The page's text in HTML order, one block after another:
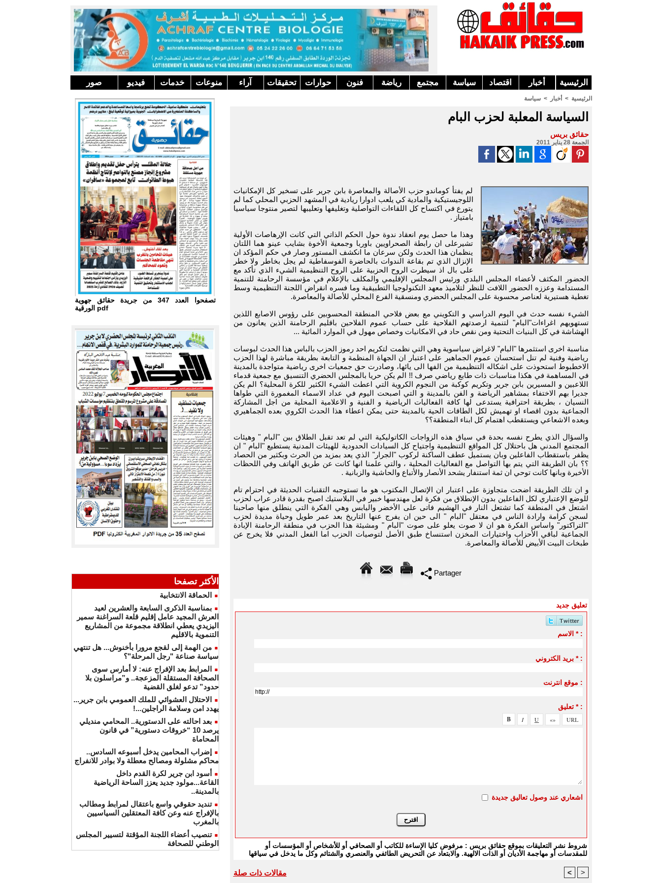
الرئيسية أخبار اقتصاد سياسة مجتمع رياضة فنون حوارات تحقيقات آراء منوعات خدمات فيديو صور
تصفحوا العدد 347 من جريدة حقائق جهوية
الورقية pdf
الأكثر تصفحا
الحماقة الانتخابية
بمناسبة الذكرى السابعة والعشرين لعيد
العرش المجيد عامل إقليم قلعة السراغنة سمير
اليزيدي يعطي انطلاقة مجموعة من المشاريع
التنموية بالاقليم
من الهمة إلى لقجع مرورا بأخنوش... هل تنتهي
سياسة صناعة "رجل المرحلة"؟
المرابط بعد الإفراج عنه: لا أمارس سوى
الصحافة المستقلة المزعجة.. و”مراسلون بلا
حدود” تدعو لغلق القضية
الاحتلال العشوائي للملك العمومي بابن جرير...
يهدد امن وسلامة الراجلين...!
بعد احالته على الدستورية.. المحامي منديلي
يرصد 10 “خروقات دستورية” في قانون
المحاماة
إضراب المحامين يدخل أسبوعه السادس..
محاكم مشلولة ومصالح معطلة ولا بوادر للانفراج
أسود ابن جرير لكرة القدم داخل
القاعة...مولود جديد يعزز الساحة الرياضية
بالمدينة..
تنديد حقوقي واسع باعتقال لمرابط ومطالب
بالإفراج عنه وعن كافة المعتقلين السياسيين
بالمغرب
تنصيب أعضاء اللجنة المؤقتة لتسيير المجلس
الوطني للصحافة
الرئيسية > أخبار > سياسة
السياسة المعلبة لحزب البام
حقائق بريس
الجمعة 28 يناير 2011
لم يفتأ كوماندو حزب الأصالة والمعاصرة بابن جرير على تسخير كل الإمكانيات
اللوجيستيكية والمادية كي يلعب ادوارا ريادية في المشهد الحزبي المحلي كما لم
يتورع في اكتساح كل اللقاءات التواصلية وتغليفها وتعليبها لتصير منتوجا سياسيا
بامتياز .
وهذا ما حصل يوم انعقاد ندوة حول الحكم الذاتي التي كانت الإرهاصات الأولية
تشيرعلى ان رابطة الصحراويين باوربا وجمعية الأخوة بشايب عينو هما اللتان
ينظمان هذا الحدث ولكن سرعان ما انكشف المستور وصار في حكم المؤكد ان
الإنزال الذي تم بقاعة الندوات بالحاضرة الفوسفاطية لم يجل بخاطر ولا خطر
على بال اذ سيطرت الروح الحزبية على الروح التنظيمية الشيء الذي تأكد مع
الحضور المكثف لأعضاء المجلس البلدي ورئيس المجلس الإقليمي والمكلف بالإعلام في مؤسسة الرحامنة للتنمية
المستدامة وعززه الحضور اللافت للنظر لتلاميذ معهد التكنولوجيا التطبيقية وما فسره انقراض اللجنة التنظيمية وسط
تغطية هستيرية لعناصر محسوبة على المجلس الحضري ومنسقية الفرع المحلي للأصالة والمعاصرة.
الشيء نفسه حدث في اليوم الدراسي و التكويني مع بعض فلاحي المنطقة المحسوبين على رؤوس الاصابع اللذين
تستهويهم اغراءات"البام" لتنمية ارصدتهم الفلاحية على حساب عموم الفلاحين باقليم الرحامنة الذين يعانون من
الهشاشة في كل البنيات التحتية ومن نقص حاد في الامكانيات وخصاص مهول في الموارد المائية ...
مناسبة اخرى استثمرها "البام" لاغراض سياسوية وهي التي نظمت لتكريم احد رموز الحزب بالباس هذا الحدث لبوسات
رياضية وفنية لم تنل استحسان عموم الجماهير على اعتبار ان الجهاة المنظمة و التابعة بطريقة مباشرة لهذا الحزب
الاخطبوط استحوذت على اشكاله التنظيمية من الفها الى يائها، وصادرت حق جمعيات اخرى رياضية متواجدة بالمدينة
في المساهمة في هكذا مناسبات ذات طابع رياضي صرف !! الم يكن حريا بالمجلس الحضري التنسيق مع جمعية قدماء
اللاعبين و المسيرين بابن جرير وتكريم كوكبة من النجوم الكروية التي اعطت الشيء الكثير للكرة المحلية؟ الم يكن
جديرا بهم الاختفاء بمشاهير الرياضة و الفن بالمدينة و التي اصبحت اليوم في عداد الاسماء المغمورة التي طواها
النسيان ، بطريقة احترافية يستدعى لها كافة الفعاليات الرياضية و الفنية و الاعلامية المحلية من اجل المشاركة
الجماعية بدون اقصاء او تهميش لكل الطاقات الحية بالمدينة حتى يمكن اعطاء هذا الحدث الكروي بعده الجماهيري
وبعده الاشعاعي ويستقطب اهتمام كل ابناء المنطقة؟؟
والسؤال الذي يطرح نفسه بحدة في سياق هذه الزواجات الكاتوليكية التي لم تعد تقبل الطلاق بين "البام " وهيئات
المجتمع المدني هل باحتلال كل المواقع التنظيمية واجتياح كل السيادات الحدودية للهيئات المدنية يستطيع "البام " ان
يظفر باستقطاب الفاعلين وبان يستميل عطف الساكنة لركوب "الجرار" الذي يعد بمزيد من الحرث وبكثير من الحصاد
؟؟ بان الطريقة التي يتم بها التواصل مع الفعاليات المحلية ، والتي علمنا انها كانت عن طريق الهاتف وفي اللحظات
الأخيرة وبانها كانت توحي ان ثمة استنفار يشحد الأنصار والأتباع والحاشية والزبانية .
و ان تلك الطريقة اضحت متجاوزة على اعتبار ان الإتصال المكتوب هو ما تستوجبه التقنيات الحديثة في احترام تام
للوضع الإعتباري لكل الفاعلين بدون الإنطلاق من فكرة لعل مهندسها خبير في البلاستيك اصبح بقدرة قادر عراب لحزب
اشتعل في المنطقة كما تشتعل النار في الهشيم فاتى على الأخضر واليابس وهي الفكرة التي ينطلق منها صاحبنا
لسجن كرامة وارادة الناس في معتقل "البام " الى حين ان يفرج عنها التاريخ بعد عمر طويل وحياة مديدة لحزب
"التراكتور" واساس الفكرة هو ان لا صوت يعلو على صوت "البام " ومشيئة هذا الحزب في منطقة الرحامنة الإبادة
الجماعية لباقي الأحزاب واختيارات المخزن استنساخ طبق الأصل لتوصيات الحزب اما الفعل المدني فلا يخرج عن
طبخات البيت الأبيض للأصالة والمعاصرة.
Partager
تعليق جديد
الاسم * :
بريد الكتروني * :
موقع انترنت :
تعليق * :
اشعاري عند وصول تعاليق جديدة
شروط نشر التعليقات بموقع حقائق بريس : مرفوض كليا الإساءة للكاتب أو الصحافي أو للأشخاص أو المؤسسات أو
للمقدسات أو مهاجمة الأديان أو الذات الالهية. والابتعاد عن التحريض الطائفي والعنصري والشتائم وكل ما يدخل في سياقها
مقالات ذات صلة < >